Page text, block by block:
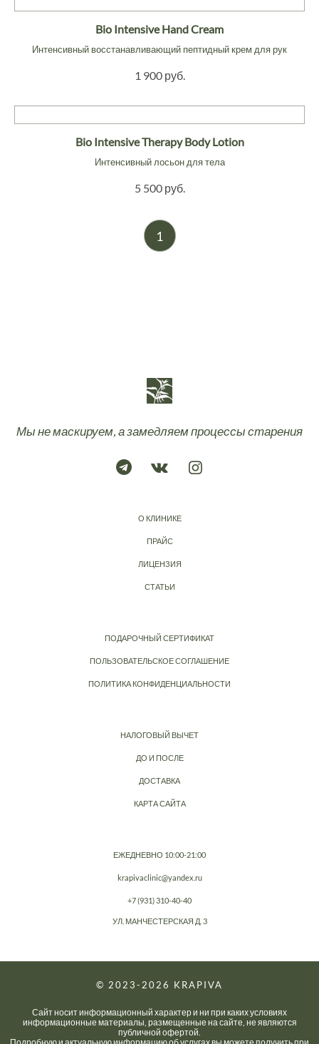
Bio Intensive Hand Cream
Интенсивный восстанавливающий пептидный крем для рук
1 900 руб.
Bio Intensive Therapy Body Lotion
Интенсивный лосьон для тела
5 500 руб.
1
Мы не маскируем, а замедляем процессы старения
О КЛИНИКЕ
ПРАЙС
ЛИЦЕНЗИЯ
СТАТЬИ
ПОДАРОЧНЫЙ СЕРТИФИКАТ
ПОЛЬЗОВАТЕЛЬСКОЕ СОГЛАШЕНИЕ
ПОЛИТИКА КОНФИДЕНЦИАЛЬНОСТИ
НАЛОГОВЫЙ ВЫЧЕТ
ДО И ПОСЛЕ
ДОСТАВКА
КАРТА САЙТА
ЕЖЕДНЕВНО 10:00-21:00
krapivaclinic@yandex.ru
+7 (931) 310-40-40
УЛ. МАНЧЕСТЕРСКАЯ Д. 3
© 2023-2026 KRAPIVA
Сайт носит информационный характер и ни при каких условиях
информационные материалы, размещенные на сайте, не являются
публичной офертой.